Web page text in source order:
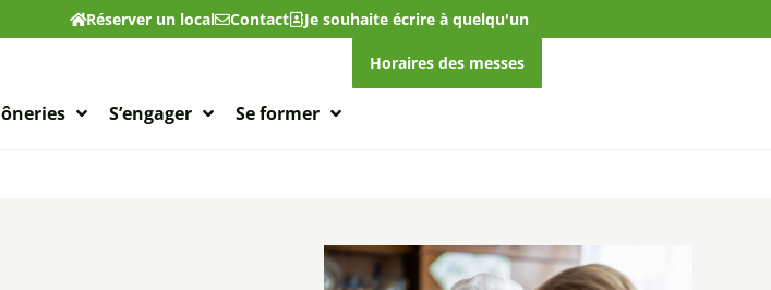
Réserver un local Contact Je souhaite écrire à quelqu'un
S’engager Se former
Horaires des messes